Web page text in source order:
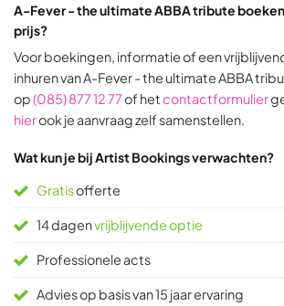
based
ratings
based
A-Fever - the ultimate ABBA tribute
prijs?
Voor boekingen, informatie of een
inhuren van A-Fever - the ultimate ABBA
op(085) 877 12 77of hetcontactformulier
hierook je aanvraag zelf samenstellen.
Wat kun je bij Artist Bookings verwachten?
Gratisofferte
14 dagenvrijblijvende optie
Professionele acts
Advies op basis van 15 jaar ervaring